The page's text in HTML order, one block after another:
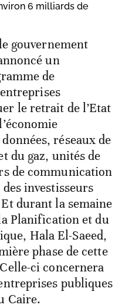
6 milliards de
gouvernement
un
de
le retrait de l’Etat
réseaux de
du gaz, unités de
de communication
investisseurs
durant la semaine
Planification et du
Hala El-Saeed,
phase de cette
ci concernera
publiques
Caire.